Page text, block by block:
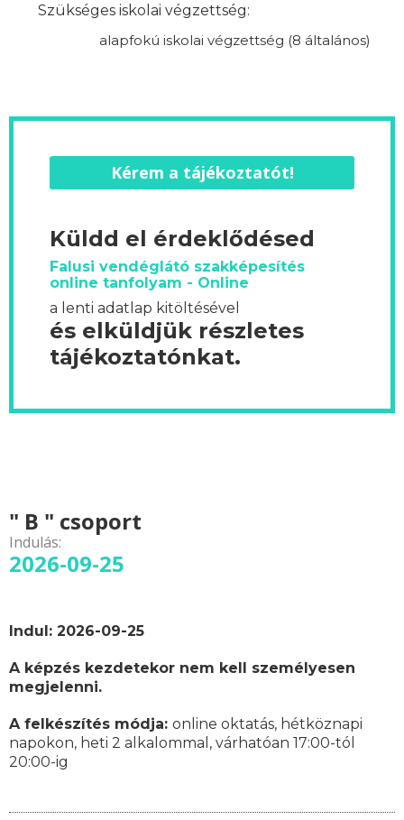
Szükséges iskolai végzettség:
alapfokú iskolai végzettség (8 általános)
Kérem a tájékoztatót!
Küldd el érdeklődésed
Falusi vendéglátó szakképesítés
online tanfolyam - Online
a lenti adatlap kitöltésével
és elküldjük részletes
tájékoztatónkat.
" B " csoport
Indulás:
2026-09-25
Indul: 2026-09-25
A képzés kezdetekor nem kell személyesen
megjelenni.
A felkészítés módja: online oktatás, hétköznapi
napokon, heti 2 alkalommal, várhatóan 17:00-tól
20:00-ig